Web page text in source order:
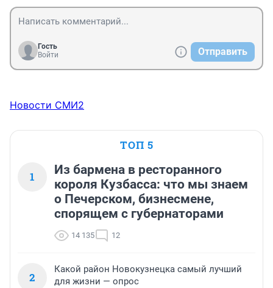
Гость
Войти
Отправить
Новости СМИ2
ТОП 5
1
Из бармена в ресторанного
короля Кузбасса: что мы знаем
о Печерском, бизнесмене,
спорящем с губернаторами
14 135 12
2
Какой район Новокузнецка самый лучший
для жизни — опрос